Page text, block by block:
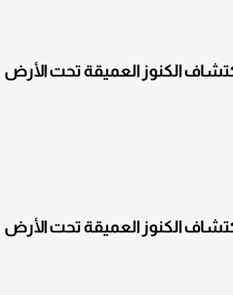
الكنوز العميقة تحت الأرض
الكنوز العميقة تحت الأرض